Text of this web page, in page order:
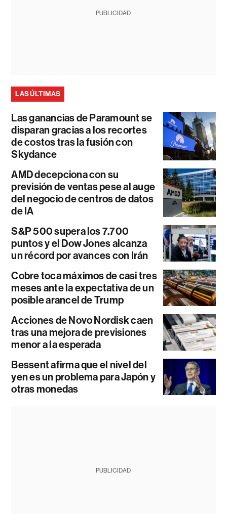
PUBLICIDAD
LAS ÚLTIMAS
Las ganancias de Paramount se
disparan gracias a los recortes
de costos tras la fusión con
Skydance
AMD decepciona con su
previsión de ventas pese al auge
del negocio de centros de datos
de IA
S&P 500 supera los 7.700
puntos y el Dow Jones alcanza
un récord por avances con Irán
Cobre toca máximos de casi tres
meses ante la expectativa de un
posible arancel de Trump
Acciones de Novo Nordisk caen
tras una mejora de previsiones
menor a la esperada
Bessent afirma que el nivel del
yen es un problema para Japón y
otras monedas
PUBLICIDAD